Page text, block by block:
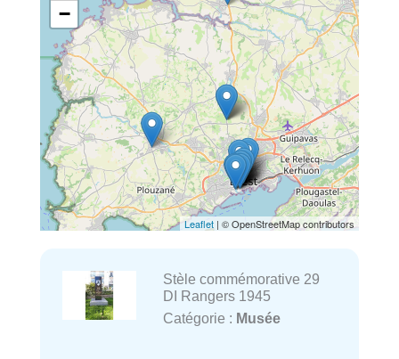
−
Leaflet | © OpenStreetMap contributors
Stèle commémorative 29
DI Rangers 1945
Catégorie : Musée